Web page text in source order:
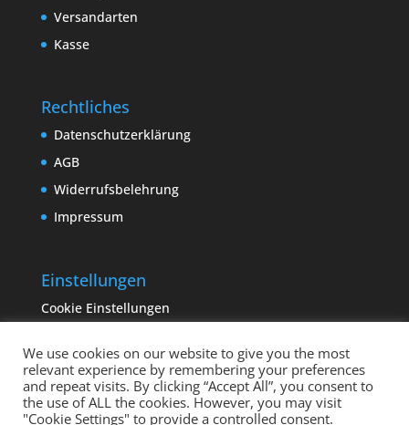
Versandarten
Kasse
Rechtliches
Datenschutzerklärung
AGB
Widerrufsbelehrung
Impressum
Einstellungen
Cookie Einstellungen
We use cookies on our website to give you the most
relevant experience by remembering your preferences
and repeat visits. By clicking “Accept All”, you consent to
the use of ALL the cookies. However, you may visit
"Cookie Settings" to provide a controlled consent.